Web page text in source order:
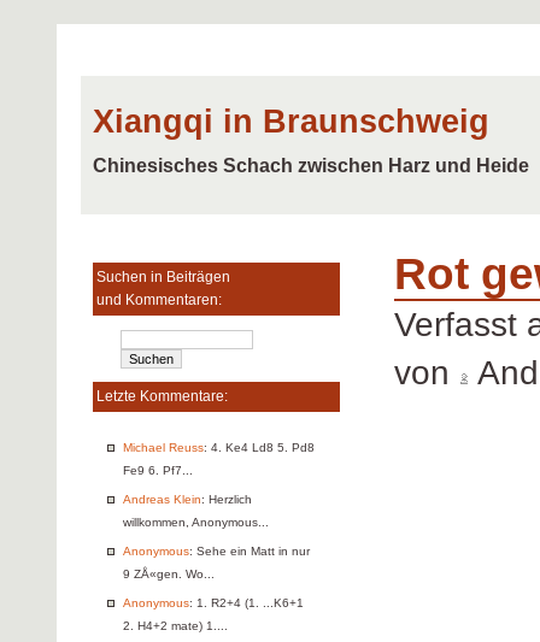
Xiangqi in Braunschweig
Chinesisches Schach zwischen Harz und Heide
Suchen in Beiträgen
und Kommentaren:
Letzte Kommentare:
Michael Reuss: 4. Ke4 Ld8 5. Pd8
Fe9 6. Pf7...
Andreas Klein: Herzlich
willkommen, Anonymous...
Anonymous: Sehe ein Matt in nur
9 ZÅ«gen. Wo...
Anonymous: 1. R2+4 (1. ...K6+1
2. H4+2 mate) 1....
Rot
Verfasst
von